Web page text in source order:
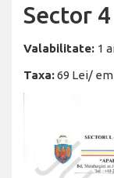
Sector 4
Valabilitate: 1
Taxa:69 Lei/